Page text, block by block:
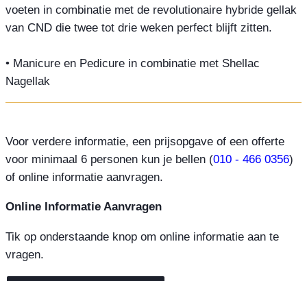
voeten in combinatie met de revolutionaire hybride gellak
van CND die twee tot drie weken perfect blijft zitten.
• Manicure en Pedicure in combinatie met Shellac
Nagellak
Voor verdere informatie, een prijsopgave of een offerte
voor minimaal 6 personen kun je bellen (010 - 466 0356)
of online informatie aanvragen.
Online Informatie Aanvragen
Tik op onderstaande knop om online informatie aan te
vragen.